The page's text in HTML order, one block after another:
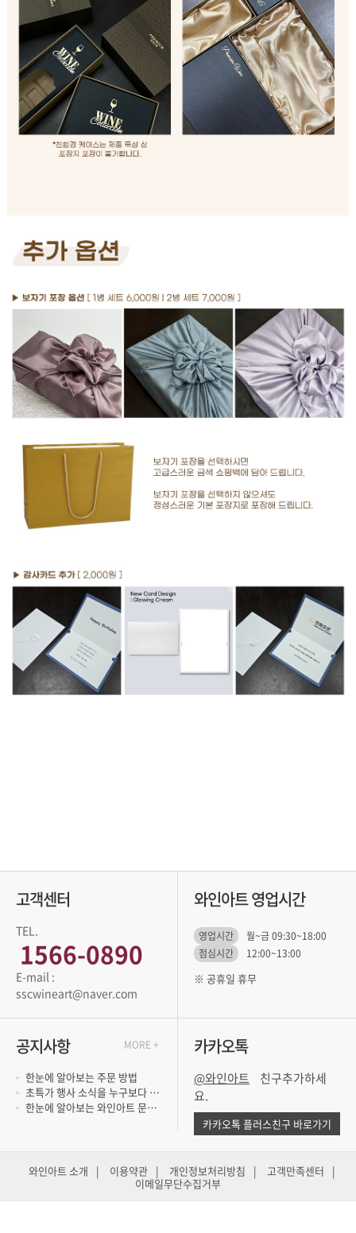
고객센터
TEL.
1566-0890
sscwineart@naver.com
와인아트 영업시간
영업시간
월~금 09:30~18:00
점심시간
12:00~13:00
※ 공휴일 휴무
공지사항
한눈에 알아보는 주문 방법
초특가 행사 소식을 누구보다 빨리 듣고 싶..
한눈에 알아보는 와인아트 문의 방법
MORE + 카카오톡
@와인아트
요.
카카오톡 플러스친구 바로가기
와인아트 소개 | 이용약관 | 개인정보처리방침 | 고객만족센터
|
이메일무단수집거부